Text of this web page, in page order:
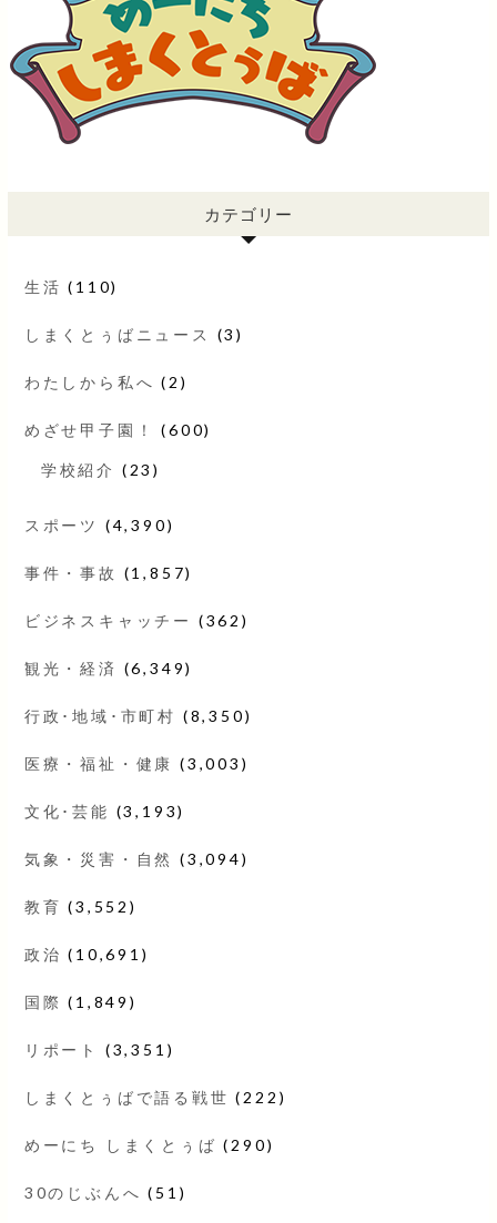
カテゴリー
生活 (110)
しまくとぅばニュース (3)
わたしから私へ (2)
めざせ甲子園！ (600)
学校紹介 (23)
スポーツ (4,390)
事件・事故 (1,857)
ビジネスキャッチー (362)
観光・経済 (6,349)
行政･地域･市町村 (8,350)
医療・福祉・健康 (3,003)
文化･芸能 (3,193)
気象・災害・自然 (3,094)
教育 (3,552)
政治 (10,691)
国際 (1,849)
リポート (3,351)
しまくとぅばで語る戦世 (222)
めーにち しまくとぅば (290)
30のじぶんへ (51)